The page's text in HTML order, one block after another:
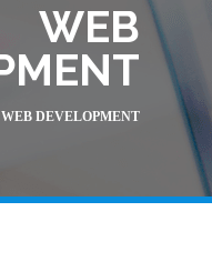
WEB
DEVELOPMENT